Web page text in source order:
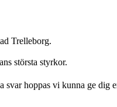
Trelleborg.
största styrkor.
svar hoppas vi kunna ge